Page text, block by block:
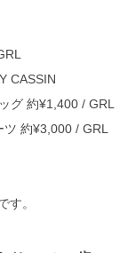
CASSIN
グ 約¥1,400 / GRL
約¥3,000 / GRL
す。